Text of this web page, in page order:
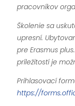
pracovníkov
Školenie sa
upresní.
pre Erasmus
príležitostí je
Prihlasovací
https://